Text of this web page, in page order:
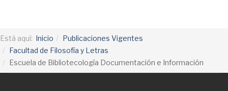
Está aquí: Inicio
Publicaciones Vigentes
Facultad de Filosofía y Letras
Escuela de Bibliotecología Documentación e Información